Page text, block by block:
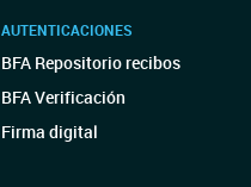
AUTENTICACIONES
BFA Repositorio recibos
BFA Verificación
Firma digital